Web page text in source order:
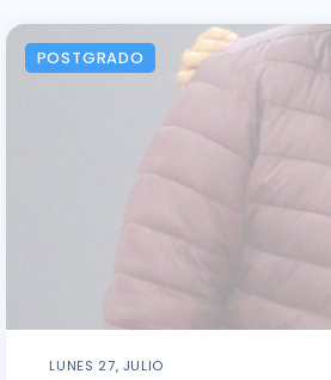
POSTGRADO
LUNES 27, JULIO